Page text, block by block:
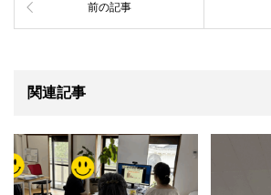
前の記事
関連記事